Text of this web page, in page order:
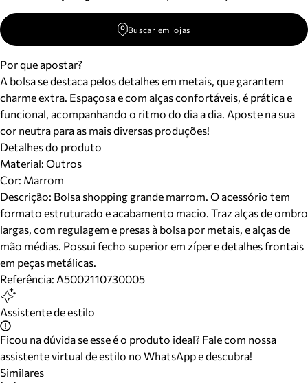
Buscar em lojas
Por que apostar?
A bolsa se destaca pelos detalhes em metais, que garantem
charme extra. Espaçosa e com alças confortáveis, é prática e
funcional, acompanhando o ritmo do dia a dia. Aposte na sua
cor neutra para as mais diversas produções!
Detalhes do produto
Material: Outros
Cor: Marrom
Descrição: Bolsa shopping grande marrom. O acessório tem
formato estruturado e acabamento macio. Traz alças de ombro
largas, com regulagem e presas à bolsa por metais, e alças de
mão médias. Possui fecho superior em zíper e detalhes frontais
em peças metálicas.
Referência: A5002110730005
Assistente de estilo
Ficou na dúvida se esse é o produto ideal? Fale com nossa
assistente virtual de estilo no WhatsApp e descubra!
Similares